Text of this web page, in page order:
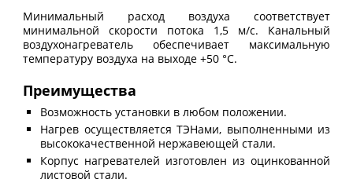
Минимальный расход воздуха соответствует
минимальной скорости потока 1,5 м/с. Канальный
воздухонагреватель обеспечивает максимальную
температуру воздуха на выходе +50 °С.
Преимущества
Возможность установки в любом положении.
Нагрев осуществляется ТЭНами, выполненными из
высококачественной нержавеющей стали.
Корпус нагревателей изготовлен из оцинкованной
листовой стали.